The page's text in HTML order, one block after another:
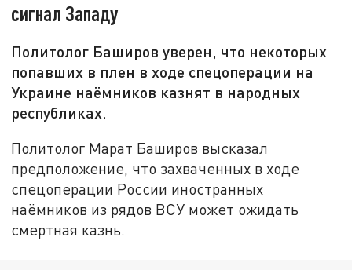
сигнал Западу
Политолог Баширов уверен, что некоторых
попавших в плен в ходе спецоперации на
Украине наёмников казнят в народных
республиках.
Политолог Марат Баширов высказал
предположение, что захваченных в ходе
спецоперации России иностранных
наёмников из рядов ВСУ может ожидать
смертная казнь.